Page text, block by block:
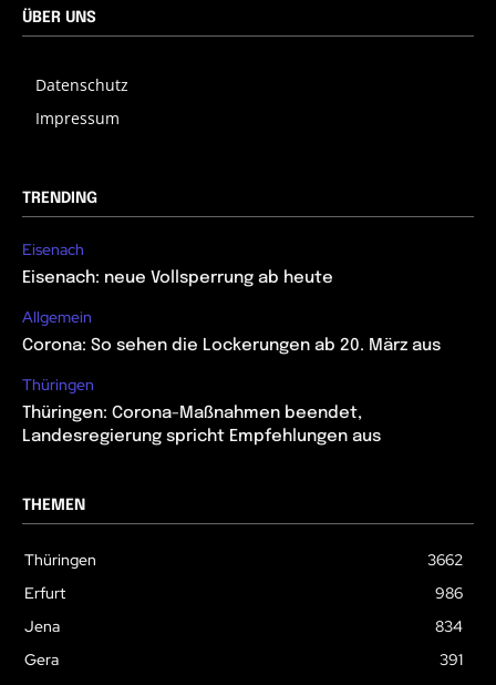
ÜBER UNS
Datenschutz
Impressum
TRENDING
Eisenach
Eisenach: neue Vollsperrung ab heute
Allgemein
Corona: So sehen die Lockerungen ab 20. März aus
Thüringen
Thüringen: Corona-Maßnahmen beendet,
Landesregierung spricht Empfehlungen aus
THEMEN
Thüringen
3662
Erfurt
986
Jena
834
Gera
391